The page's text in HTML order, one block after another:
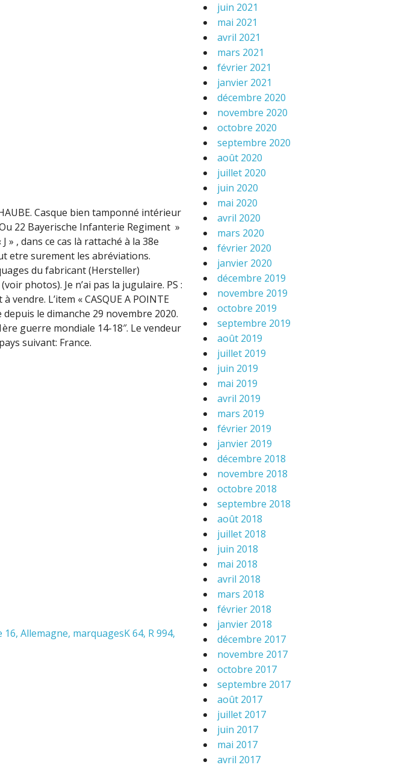
Casque bien tamponné intérieur
22 Bayerische Infanterie Regiment »
» , dans ce cas là rattaché à la 38e
etre surement les abréviations.
du fabricant (Hersteller)
photos). Je n’ai pas la jugulaire. PS :
L’item « CASQUE A POINTE
depuis le dimanche 29 novembre 2020.
guerre mondiale 14-18″. Le vendeur
suivant: France.
Allemagne, marquagesK 64, R 994,
juin 2021
mai 2021
avril 2021
mars 2021
février 2021
janvier 2021
décembre 2020
novembre 2020
octobre 2020
septembre 2020
août 2020
juillet 2020
juin 2020
mai 2020
avril 2020
mars 2020
février 2020
janvier 2020
décembre 2019
novembre 2019
octobre 2019
septembre 2019
août 2019
juillet 2019
juin 2019
mai 2019
avril 2019
mars 2019
février 2019
janvier 2019
décembre 2018
novembre 2018
octobre 2018
septembre 2018
août 2018
juillet 2018
juin 2018
mai 2018
avril 2018
mars 2018
février 2018
janvier 2018
décembre 2017
novembre 2017
octobre 2017
septembre 2017
août 2017
juillet 2017
juin 2017
mai 2017
avril 2017